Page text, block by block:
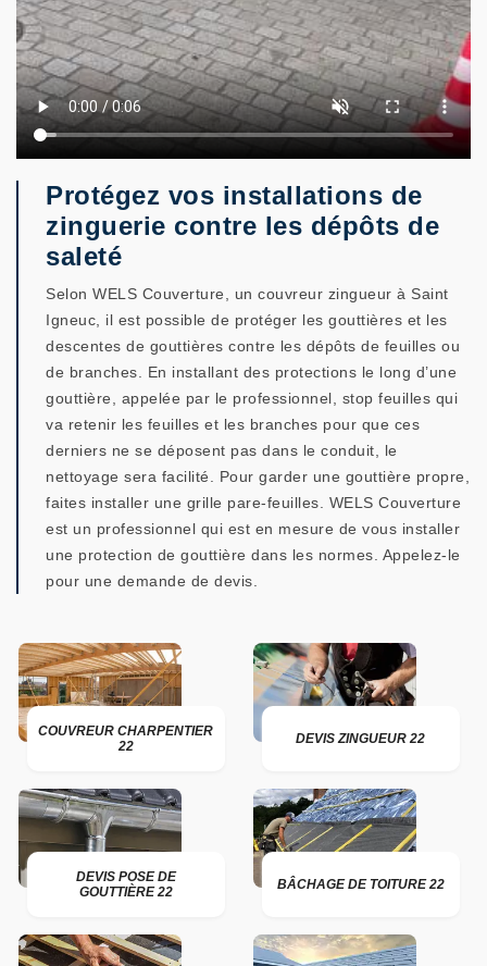
Protégez vos installations de
zinguerie contre les dépôts de
saleté
Selon WELS Couverture, un couvreur zingueur à Saint
Igneuc, il est possible de protéger les gouttières et les
descentes de gouttières contre les dépôts de feuilles ou
de branches. En installant des protections le long d’une
gouttière, appelée par le professionnel, stop feuilles qui
va retenir les feuilles et les branches pour que ces
derniers ne se déposent pas dans le conduit, le
nettoyage sera facilité. Pour garder une gouttière propre,
faites installer une grille pare-feuilles. WELS Couverture
est un professionnel qui est en mesure de vous installer
une protection de gouttière dans les normes. Appelez-le
pour une demande de devis.
COUVREUR CHARPENTIER
22
DEVIS ZINGUEUR 22
DEVIS POSE DE
GOUTTIÈRE 22
BÂCHAGE DE TOITURE 22